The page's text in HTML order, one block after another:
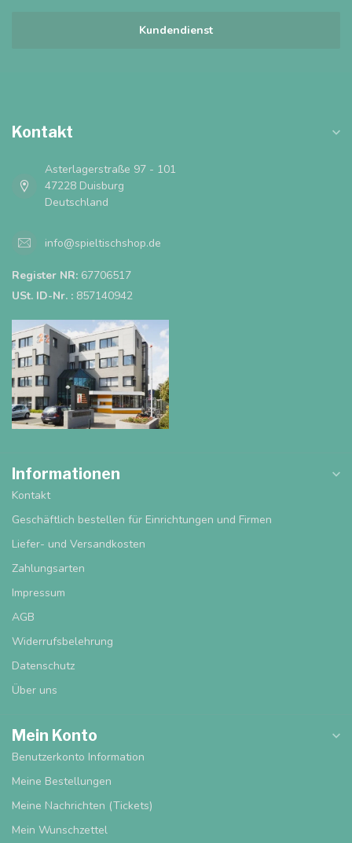
Kundendienst
Kontakt
Asterlagerstraße 97 - 101
47228 Duisburg
Deutschland
info@spieltischshop.de
Register NR: 67706517
USt. ID-Nr. : 857140942
Informationen
Kontakt
Geschäftlich bestellen für Einrichtungen und Firmen
Liefer- und Versandkosten
Zahlungsarten
Impressum
AGB
Widerrufsbelehrung
Datenschutz
Über uns
Mein Konto
Benutzerkonto Information
Meine Bestellungen
Meine Nachrichten (Tickets)
Mein Wunschzettel